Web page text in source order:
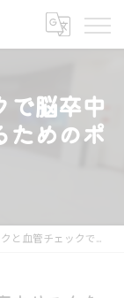
で脳卒中
ためのポ
クで脳卒中リスクを早期に把握するためのポイント